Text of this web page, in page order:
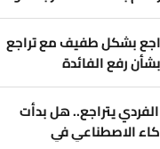
بشكل طفيف مع تراجع
رفع الفائدة
يتراجع.. هل بدأت
الاصطناعي في